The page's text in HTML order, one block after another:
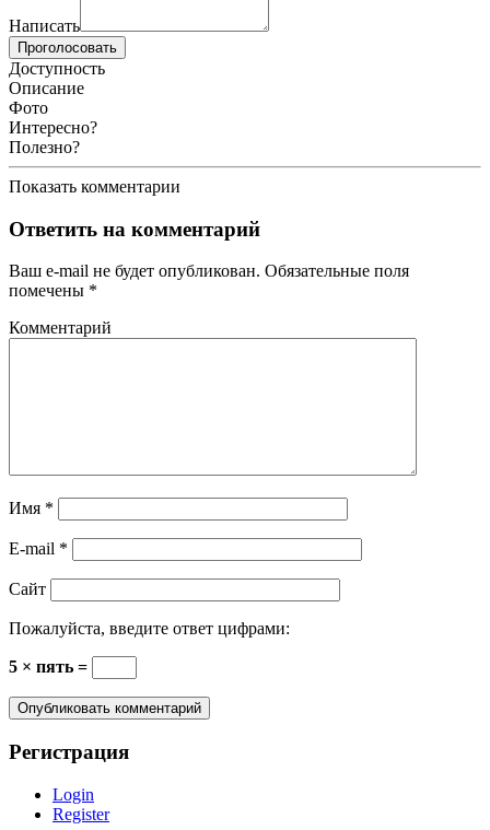
Написать
Проголосовать
Доступность
Описание
Фото
Интересно?
Полезно?
Показать комментарии
Ответить на комментарий
Ваш e-mail не будет опубликован. Обязательные поля
помечены *
Комментарий
Имя *
E-mail *
Сайт
Пожалуйста, введите ответ цифрами:
5 × пять =
Регистрация
Login
Register